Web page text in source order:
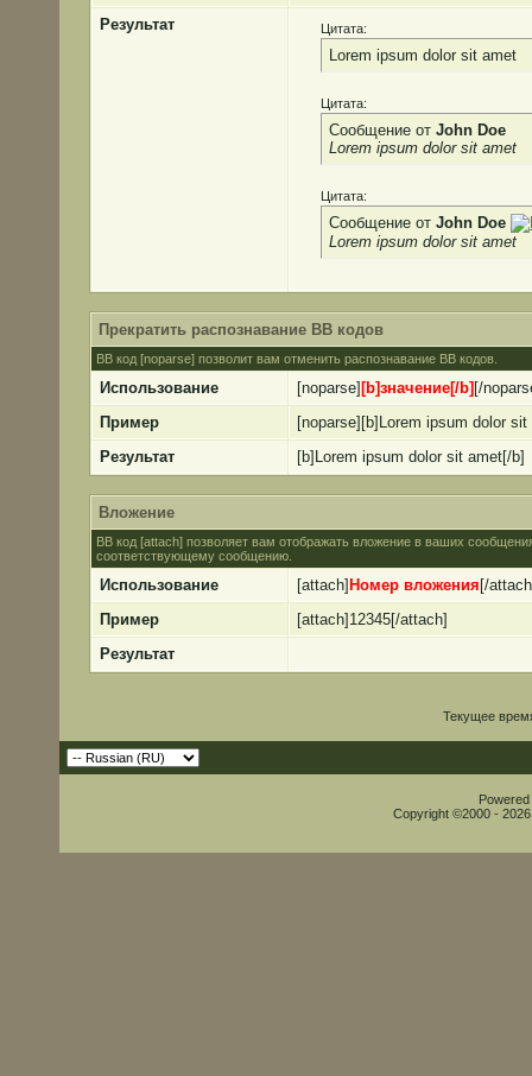
Результат
Цитата:
Lorem ipsum dolor sit amet
Цитата:
Сообщение от John Doe
Lorem ipsum dolor sit amet
Цитата:
Сообщение от John Doe
Lorem ipsum dolor sit amet
Прекратить распознавание BB кодов
BB код [noparse] позволит вам отменить распознавание BB кодов.
Использование [noparse] [b]значение[/b] [/
Пример
[noparse][b]Lorem ipsum dolor
Результат
[b]Lorem ipsum dolor sit amet[/b]
Вложение
BB код [attach] позволяет вам отображать вложение в ваших
соответствующему сообщению.
Использование [attach] Номер вложения [/
Пример
[attach]12345[/attach]
Результат
Текущее
Copyright ©2000 -